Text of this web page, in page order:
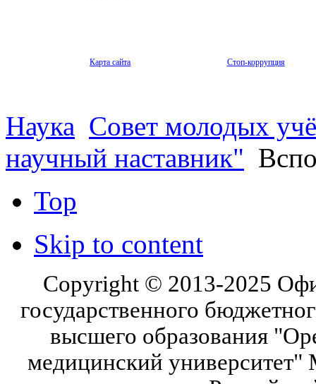
Карта сайта Стоп-коррупция
Наука Совет молодых
научный наставник"
Top
Skip to content
Copyright © 2013-2025
государственного
высшего образования
медицинский университет"